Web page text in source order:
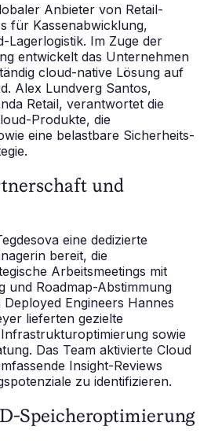
Anbieter von Retail-
für Kassenabwicklung,
Lagerlogistik. Im Zuge der
entwickelt das Unternehmen
cloud-native Lösung auf
Alex Lundverg Santos,
Retail, verantwortet die
Produkte, die
eine belastbare Sicherheits-
und
eine dedizierte
bereit, die
Arbeitsmeetings mit
und Roadmap-Abstimmung
Engineers Hannes
lieferten gezielte
sowie
Das Team aktivierte Cloud
Insight-Reviews
zu identifizieren.
Speicheroptimierung